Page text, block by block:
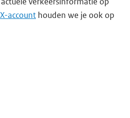
X-account houden we je ook op